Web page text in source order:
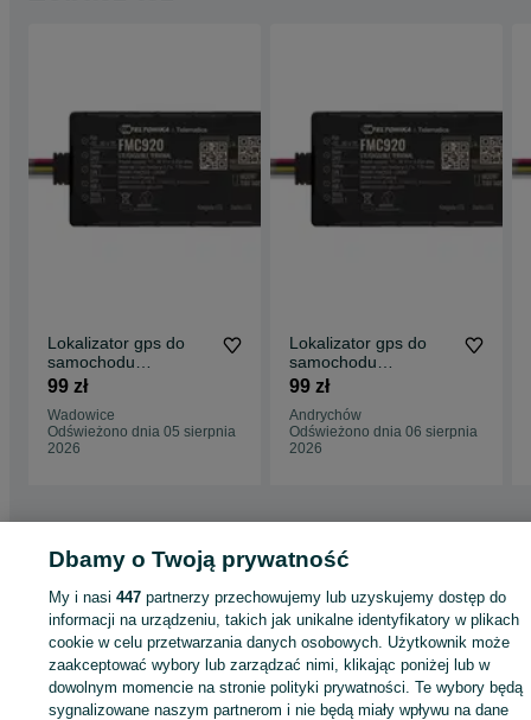
Lokalizator gps do
samochodu
monitoring auta
TOLL
99 zł
Wadowice
Odświeżono dnia 05 sierpnia
2026
Lokalizator gps do
samochodu
monitoring auta
TOLL
99 zł
Andrychów
Odświeżono dnia 06 sierpnia
2026
Strona główna Motoryzacja Części samochodowe
KATEGORIA
ID:713724812 Wyświetlenia:
Dbamy o Twoją prywatność
My i nasi447 partnerzy przechowujemy lub uzyskujemy dostęp do
informacji na urządzeniu, takich jak unikalne identyfikatory w plikach
cookie w celu przetwarzania danych osobowych. Użytkownik może
zaakceptować wybory lub zarządzać nimi, klikając poniżej lub w
dowolnym momencie na stronie polityki prywatności. Te wybory będą
sygnalizowane naszym partnerom i nie będą miały wpływu na dane